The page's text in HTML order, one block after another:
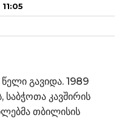
გავიდა. 1989
საბჭოთა კავშირის
თბილისის